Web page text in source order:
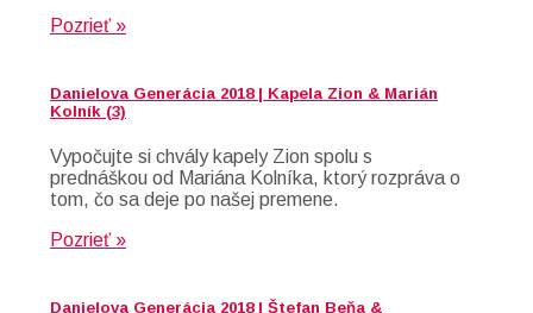
Pozrieť »
Danielova Generácia 2018 | Kapela Zion & Marián
Kolník (3)
Vypočujte si chvály kapely Zion spolu s
prednáškou od Mariána Kolníka, ktorý rozpráva o
tom, čo sa deje po našej premene.
Pozrieť »
Danielova Generácia 2018 | Štefan Beňa &